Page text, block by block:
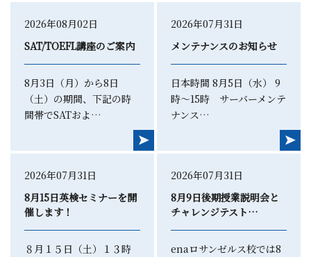
2026年08月02日
SAT/TOEFL講座のご案内
8月3日（月）から8日
（土）の期間、下記の時
間帯でSATおよ…
2026年07月31日
メンテナンスのお知らせ
日本時間 8月5日（水） 9
時～15時 サーバーメンテ
ナンス…
2026年07月31日
8月15日英検セミナーを開
催します！
８月１５日（土）１３時
2026年07月31日
8月9日後期授業説明会と
チャレンジテスト…
enaロサンゼルス校では8